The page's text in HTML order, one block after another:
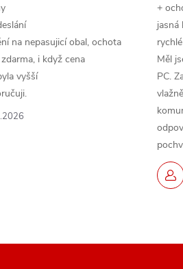
na nepasujicí obal, ochota
i když cena
vyšší
+
jasná
Měl
PC.